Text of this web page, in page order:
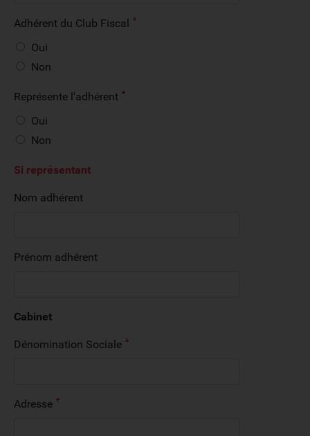
Adhérent du Club Fiscal
Oui
Non
Représente l'adhérent
Oui
Non
Si représentant
Nom adhérent
Prénom adhérent
Cabinet
Dénomination Sociale
Adresse